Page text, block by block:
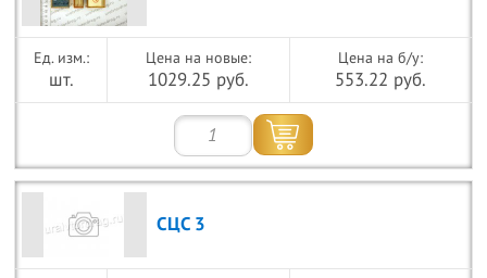
шт.
Цена на новые:
1029.25 руб.
Цена на б/у:
553.22 руб.
СЦС 3